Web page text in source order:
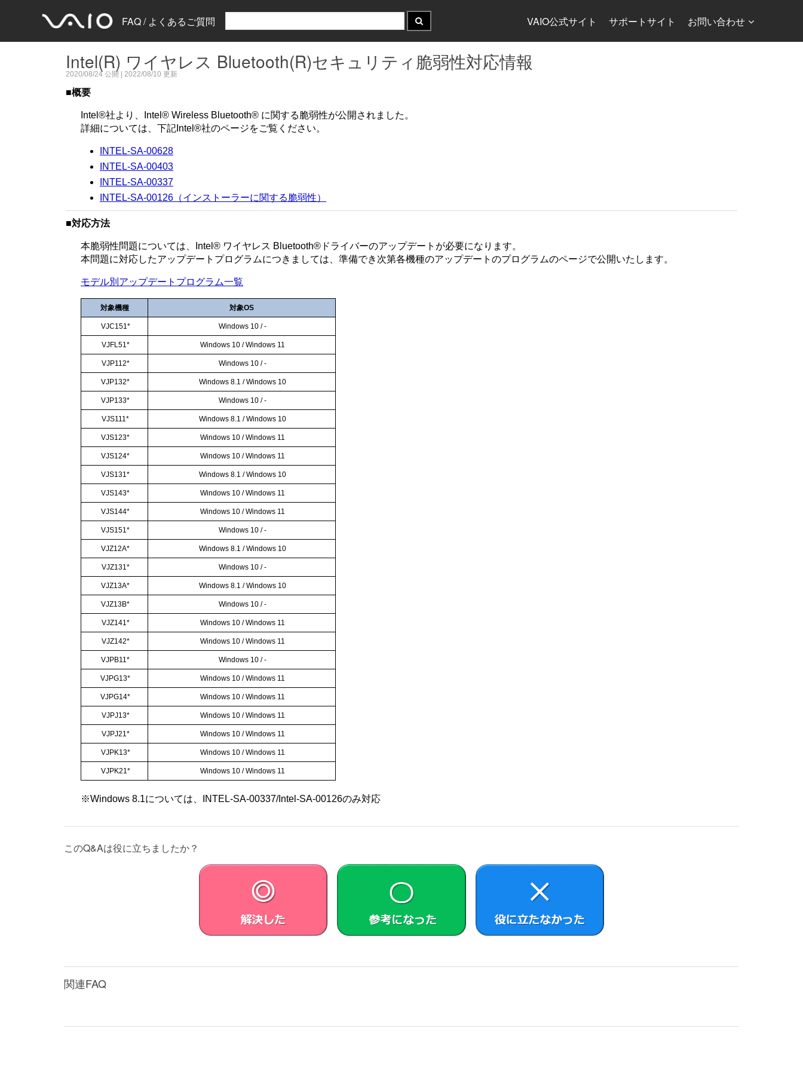
FAQ / よくあるご質問 VAIO公式サイト サポートサイト お問い合わせ
Intel(R) ワイヤレス Bluetooth(R)セキュリティ脆弱性対応情報
2020/08/24 公開 | 2022/08/10 更新
■概要
Intel®社より、Intel® Wireless Bluetooth® に関する脆弱性が公開されました。
詳細については、下記Intel®社のページをご覧ください。
INTEL-SA-00628
INTEL-SA-00403
INTEL-SA-00337
INTEL-SA-00126（インストーラーに関する脆弱性）
■対応方法
本脆弱性問題については、Intel® ワイヤレス Bluetooth®ドライバーのアップデートが必要になります。
本問題に対応したアップデートプログラムにつきましては、準備でき次第各機種のアップデートのプログラムのページで公開いたします。
モデル別アップデートプログラム一覧
対象機種 対象OS
VJC151* Windows 10 / -
VJFL51* Windows 10 / Windows 11
VJP112* Windows 10 / -
VJP132* Windows 8.1 / Windows 10
VJP133* Windows 10 / -
VJS111* Windows 8.1 / Windows 10
VJS123* Windows 10 / Windows 11
VJS124* Windows 10 / Windows 11
VJS131* Windows 8.1 / Windows 10
VJS143* Windows 10 / Windows 11
VJS144* Windows 10 / Windows 11
VJS151* Windows 10 / -
VJZ12A* Windows 8.1 / Windows 10
VJZ131* Windows 10 / -
VJZ13A* Windows 8.1 / Windows 10
VJZ13B* Windows 10 / -
VJZ141* Windows 10 / Windows 11
VJZ142* Windows 10 / Windows 11
VJPB11* Windows 10 / -
VJPG13* Windows 10 / Windows 11
VJPG14* Windows 10 / Windows 11
VJPJ13* Windows 10 / Windows 11
VJPJ21* Windows 10 / Windows 11
VJPK13* Windows 10 / Windows 11
VJPK21* Windows 10 / Windows 11
※Windows 8.1については、INTEL-SA-00337/Intel-SA-00126のみ対応
このQ&Aは役に立ちましたか？
関連FAQ